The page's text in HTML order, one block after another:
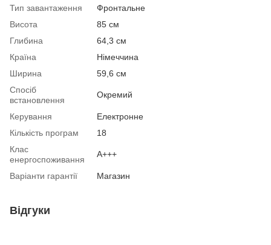
Тип завантаження
Фронтальне
Висота
85 см
Глибина
64,3 см
Країна
Німеччина
Ширина
59,6 см
Спосіб
встановлення
Окремий
Керування
Електронне
Кількість програм
18
Клас
енергоспоживання
А+++
Варіанти гарантії Магазин
Відгуки